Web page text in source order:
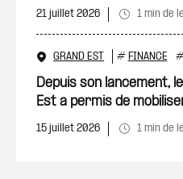
21 juillet 2026 1 min de
GRAND EST # FINANCE
Depuis son lancement,
Est a permis de
15 juillet 2026 1 min de